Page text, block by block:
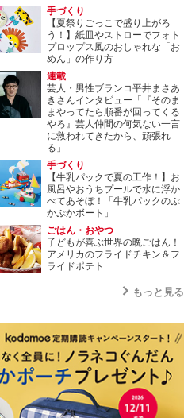
手づくり
【夏祭りごっこで盛り上がろ
う！】紙皿やストローでフォト
プロップス風のおしゃれな「お
めん」の作り方
連載
芸人・男性ブランコ平井まさあ
きさんインタビュー「『そのま
まやってたら順番が回ってくる
やろ』芸人仲間の何気ない一言
に救われてきたから、頑張れ
る」
手づくり
【牛乳パックで夏の工作！】お
風呂やおうちプールで水に浮か
べてあそぼ！「牛乳パックのぷ
かぷかボート」
ごはん・おやつ
子どもが喜ぶ世界の晩ごはん！
アメリカのフライドチキン＆フ
ライドポテト
もっと見る